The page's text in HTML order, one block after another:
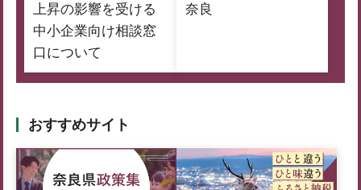
上昇の影響を受ける
中小企業向け相談窓
口について
奈良
おすすめサイト